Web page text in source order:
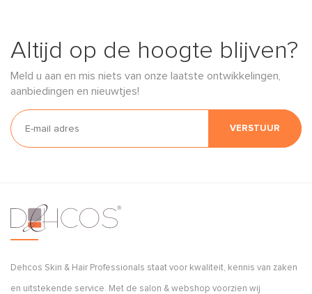
Altijd op de hoogte blijven?
Meld u aan en mis niets van onze laatste ontwikkelingen,
aanbiedingen en nieuwtjes!
VERSTUUR
Dehcos Skin & Hair Professionals staat voor kwaliteit, kennis van zaken
en uitstekende service. Met de salon & webshop voorzien wij